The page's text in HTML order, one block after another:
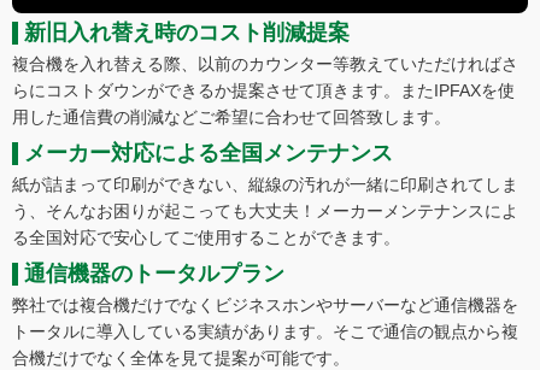
新旧入れ替え時のコスト削減提案
複合機を入れ替える際、以前のカウンター等教えていただければさ
らにコストダウンができるか提案させて頂きます。またIPFAXを使
用した通信費の削減などご希望に合わせて回答致します。
メーカー対応による全国メンテナンス
紙が詰まって印刷ができない、縦線の汚れが一緒に印刷されてしま
う、そんなお困りが起こっても大丈夫！メーカーメンテナンスによ
る全国対応で安心してご使用することができます。
通信機器のトータルプラン
弊社では複合機だけでなくビジネスホンやサーバーなど通信機器を
トータルに導入している実績があります。そこで通信の観点から複
合機だけでなく全体を見て提案が可能です。